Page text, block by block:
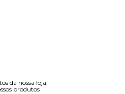
da nossa loja.
produtos